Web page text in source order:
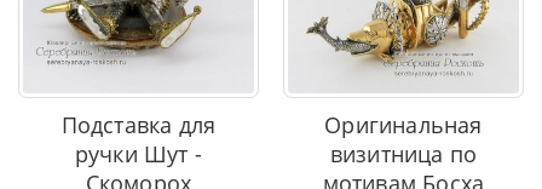
Подставка для
ручки Шут -
Скоморох
Оригинальная
визитница по
мотивам Босха